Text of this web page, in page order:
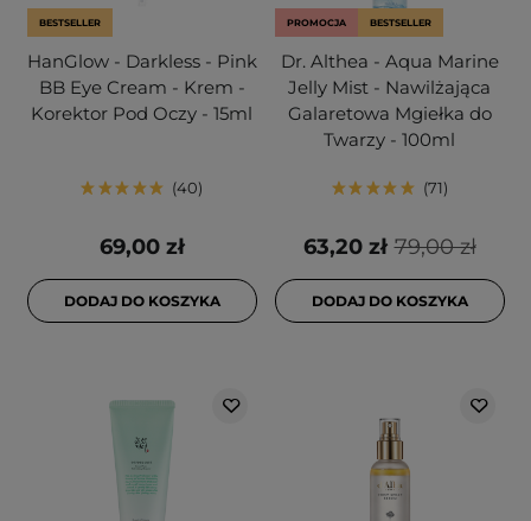
BESTSELLER
HanGlow - Darkless - Pink
BB Eye Cream - Krem -
Korektor Pod Oczy - 15ml
40
69,00 zł
DODAJ DO KOSZYKA
PROMOCJA BESTSELLER
Dr. Althea - Aqua Marine
Jelly Mist - Nawilżająca
Galaretowa Mgiełka do
Twarzy - 100ml
71
79,00 zł
63,20 zł
DODAJ DO KOSZYKA